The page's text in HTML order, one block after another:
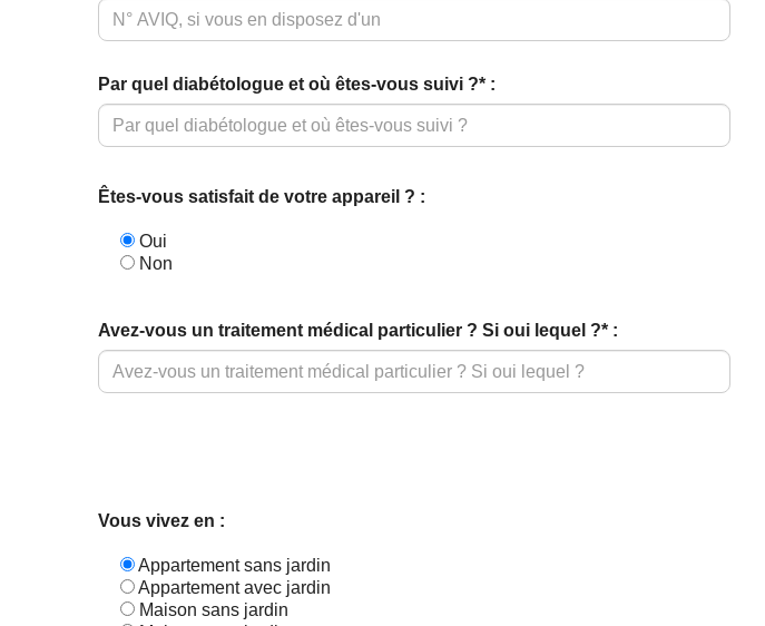
Par quel diabétologue et où êtes-vous suivi ?* :
Êtes-vous satisfait de votre appareil ? :
Oui
Non
Avez-vous un traitement médical particulier ? Si oui lequel ?* :
Vous vivez en :
Appartement sans jardin
Appartement avec jardin
Maison sans jardin